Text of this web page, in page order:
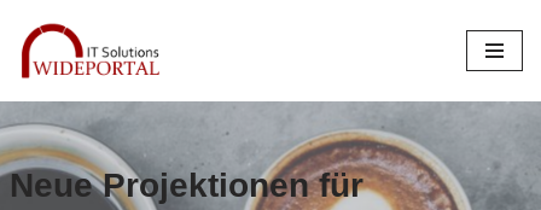
Skip
content
Neue Projektionen für